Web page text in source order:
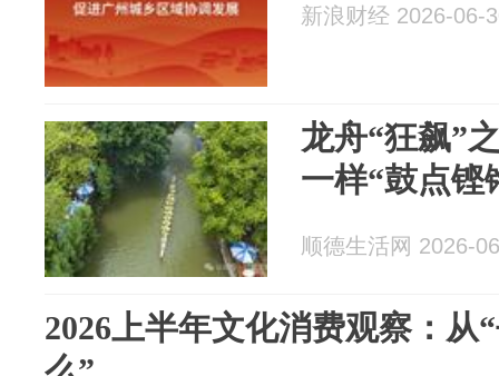
新浪财经 2026-06-
龙舟“狂飙”
一样“鼓点铿
顺德生活网 2026-
2026上半年文化消费观察：从